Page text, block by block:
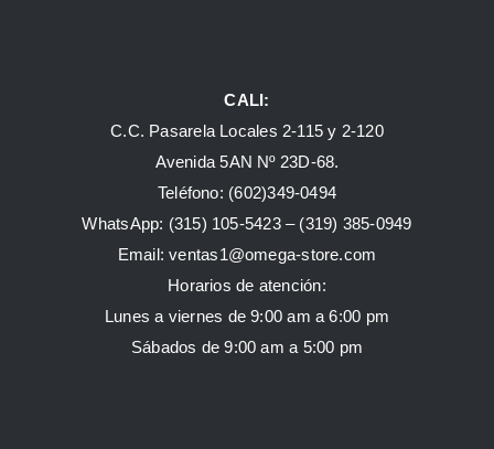
CALI:
C.C. Pasarela Locales 2-115 y 2-120
Avenida 5AN Nº 23D-68.
Teléfono: (602)349-0494
WhatsApp: (315) 105-5423 – (319) 385-0949
Email:ventas1@omega-store.com
Horarios de atención:
Lunes a viernes de 9:00 am a 6:00 pm
Sábados de 9:00 am a 5:00 pm